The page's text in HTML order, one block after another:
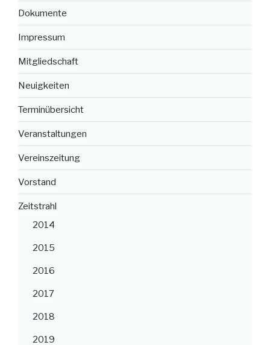
Dokumente
Impressum
Mitgliedschaft
Neuigkeiten
Terminübersicht
Veranstaltungen
Vereinszeitung
Vorstand
Zeitstrahl
2014
2015
2016
2017
2018
2019